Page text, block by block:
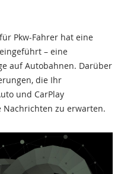
Pkw-Fahrer hat eine
– eine
auf Autobahnen. Darüber
die Ihr
und CarPlay
zu erwarten.